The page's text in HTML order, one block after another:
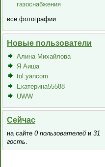
газоснабжения
все фотографии
Новые пользователи
Алина Михайлова
Я Аиша
tol.yancom
Екатерина55588
UWW
Сейчас
на сайте 0 пользователей и 31
гость.